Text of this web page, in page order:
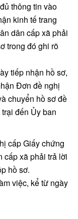
thông tin vào
kinh tế trang
dân cấp xã phải
trong đó ghi rõ
tiếp nhận hồ sơ,
Đơn đề nghị
chuyển hồ sơ đề
đến Ủy ban
cấp Giấy chứng
cấp xã phải trả lời
hồ sơ.
việc, kể từ ngày